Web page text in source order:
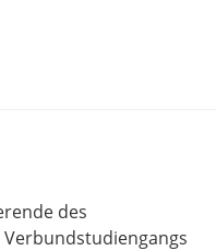
des